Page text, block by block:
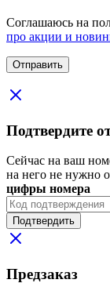
Соглашаюсь на
про акции и
Подтвердите
Сейчас на ваш
на него не нужно
цифры номера
Подтвердить
Предзаказ